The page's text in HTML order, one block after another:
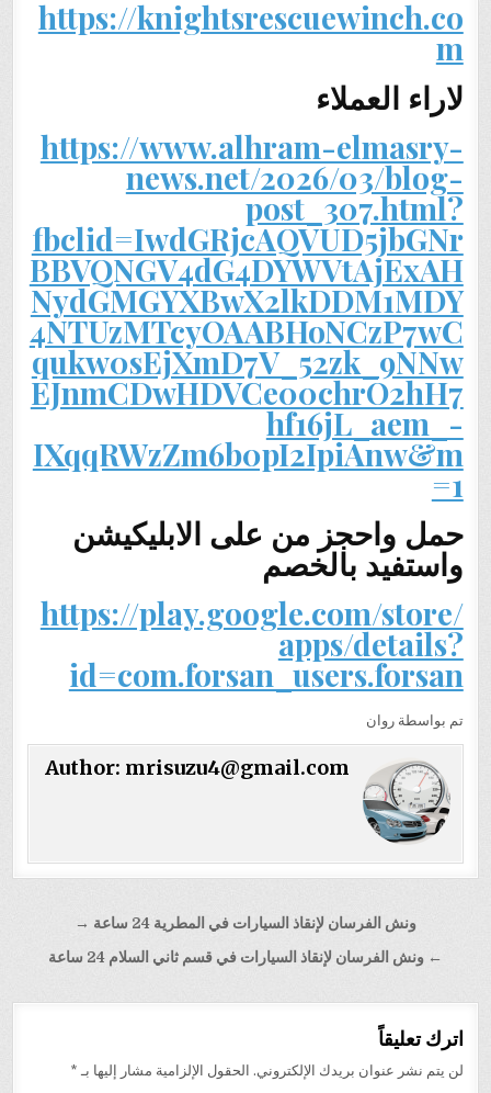
https://knightsrescuewinch.co
m
لاراء العملاء
https://www.alhram-elmasry-
news.net/2026/03/blog-
post_307.html?
fbclid=IwdGRjcAQVUD5jbGNr
BBVQNGV4dG4DYWVtAjExAH
NydGMGYXBwX2lkDDM1MDY
4NTUzMTcyOAABHoNCzP7wC
qukw0sEjXmD7V_52zk_9NNw
EJnmCDwHDVCe00chrO2hH7
hf16jL_aem_-
IXqqRWzZm6b0pI2IpiAnw&m
=1
حمل واحجز من على الابليكيشن
واستفيد بالخصم
https://play.google.com/store/
apps/details?
id=com.forsan_users.forsan
تم بواسطة روان
Author: mrisuzu4@gmail.com
تصفّح
المقالات
ونش الفرسان لإنقاذ السيارات في المطرية 24 ساعة →
← ونش الفرسان لإنقاذ السيارات في قسم ثاني السلام 24 ساعة
اترك تعليقاً
لن يتم نشر عنوان بريدك الإلكتروني. الحقول الإلزامية مشار إليها بـ *